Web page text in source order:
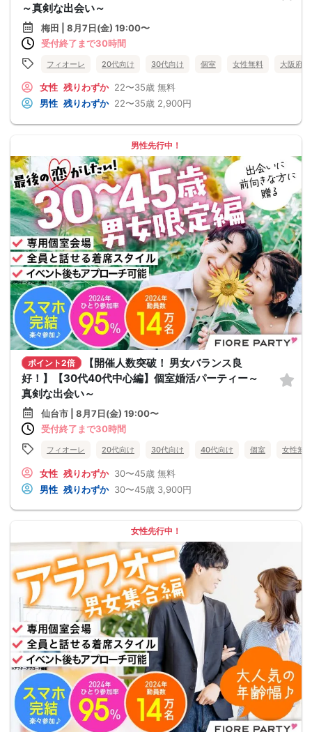
～真剣な出会い～
梅田 | 8月7日(金) 19:00〜
受付終了まで30時間
フィオーレ 20代向け 30代向け 個室 女性無料 大阪府
女性 残りわずか 22〜35歳 無料
男性 残りわずか 22〜35歳 2,900円
男性先行中！
ポイント2倍
【開催人数突破！ 男女バランス良
好！】【30代40代中心編】個室婚活パーティー～
真剣な出会い～
仙台市 | 8月7日(金) 19:00〜
受付終了まで30時間
フィオーレ 20代向け 30代向け 40代向け 個室 女性無料
女性 残りわずか 30〜45歳 無料
男性 残りわずか 30〜45歳 3,900円
女性先行中！